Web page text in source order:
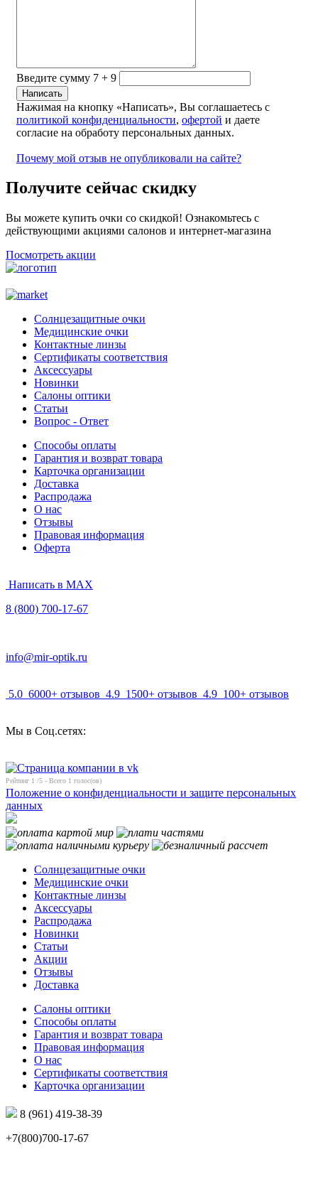
Введите сумму 7 + 9
Нажимая на кнопку «Написать», Вы соглашаетесь с
политикой конфиденциальности, офертой и даете
согласие на обработу персональных данных.
Почему мой отзыв не опубликовали на сайте?
Получите сейчас скидку
Вы можете купить очки со скидкой! Ознакомьтесь с
действующими акциями салонов и интернет-магазина
Посмотреть акции
Солнцезащитные очки
Медицинские очки
Контактные линзы
Сертификаты соответствия
Аксессуары
Новинки
Салоны оптики
Статьи
Вопрос - Ответ
Способы оплаты
Гарантия и возврат товара
Карточка организации
Доставка
Распродажа
О нас
Отзывы
Правовая информация
Оферта
Написать в MAX
8 (800) 700-17-67
info@mir-optik.ru
5.0 6000+ отзывов 4.9 1500+ отзывов 4.9 100+ отзывов
Мы в Соц.сетях:
Рейтинг 1 /5 - Всего 1 голос(ов)
Положение о конфиденциальности и защите персональных
данных
Солнцезащитные очки
Медицинские очки
Контактные линзы
Аксессуары
Распродажа
Новинки
Статьи
Акции
Отзывы
Доставка
Салоны оптики
Способы оплаты
Гарантия и возврат товара
Правовая информация
О нас
Сертификаты соответствия
Карточка организации
8 (961) 419-38-39
+7(800)700-17-67